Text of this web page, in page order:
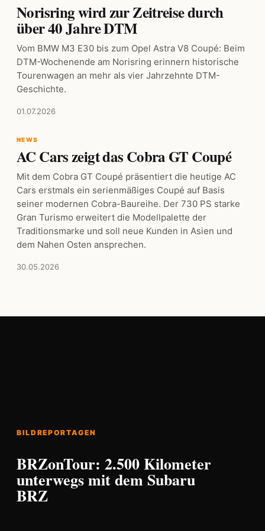
Norisring wird zur Zeitreise durch
über 40 Jahre DTM
Vom BMW M3 E30 bis zum Opel Astra V8 Coupé: Beim
DTM-Wochenende am Norisring erinnern historische
Tourenwagen an mehr als vier Jahrzehnte DTM-
Geschichte.
01.07.2026
NEWS
AC Cars zeigt das Cobra GT Coupé
Mit dem Cobra GT Coupé präsentiert die heutige AC
Cars erstmals ein serienmäßiges Coupé auf Basis
seiner modernen Cobra-Baureihe. Der 730 PS starke
Gran Turismo erweitert die Modellpalette der
Traditionsmarke und soll neue Kunden in Asien und
dem Nahen Osten ansprechen.
30.05.2026
BILDREPORTAGEN
BRZonTour: 2.500 Kilometer
unterwegs mit dem Subaru
BRZ